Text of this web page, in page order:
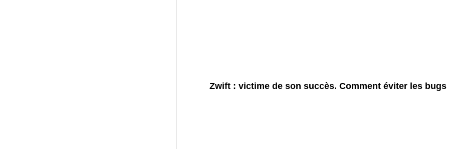
Zwift : victime de son succès. Comment éviter les bugs